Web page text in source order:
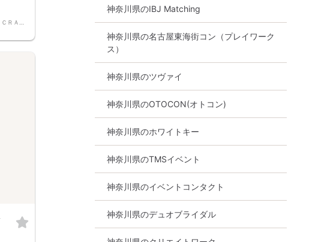
神奈川県のIBJ Matching
神奈川県の名古屋東海街コン（プレイワーク
ス）
神奈川県のツヴァイ
神奈川県のOTOCON(オトコン)
神奈川県のホワイトキー
神奈川県のTMSイベント
神奈川県のイベントコンタクト
神奈川県のデュオブライダル